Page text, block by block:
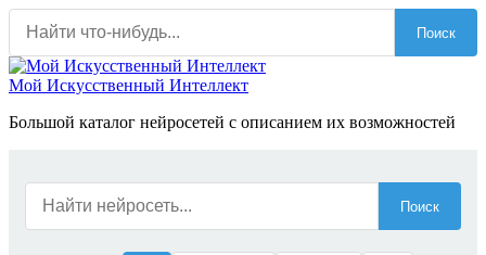
Перейти
содержанию
Поиск
Мой Искусственный Интеллект
Большой каталог нейросетей с описанием их возможностей
Поиск